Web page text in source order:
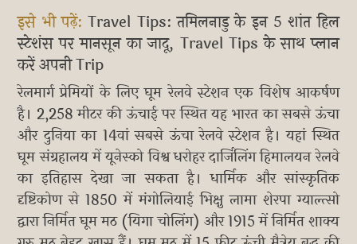
इसे भी पढ़ें:Travel Tips: तमिलनाडु के इन 5 शांत हिल
स्टेशंस पर मानसून का जादू, Travel Tips के साथ प्लान
करें अपनी Trip
रेलमार्ग प्रेमियों के लिए घूम रेलवे स्टेशन एक विशेष आकर्षण
है। 2,258 मीटर की ऊंचाई पर स्थित यह भारत का सबसे ऊंचा
और दुनिया का 14वां सबसे ऊंचा रेलवे स्टेशन है। यहां स्थित
घूम संग्रहालय में यूनेस्को विश्व धरोहर दार्जिलिंग हिमालयन रेलवे
का इतिहास देखा जा सकता है। धार्मिक और सांस्कृतिक
दृष्टिकोण से 1850 में मंगोलियाई भिक्षु लामा शेरपा ग्याल्त्सो
द्वारा निर्मित घूम मठ (यिगा चोलिंग) और 1915 में निर्मित शाक्य